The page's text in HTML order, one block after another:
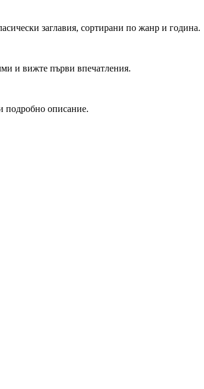
заглавия, сортирани по жанр и година.
и вижте първи впечатления.
подробно описание.